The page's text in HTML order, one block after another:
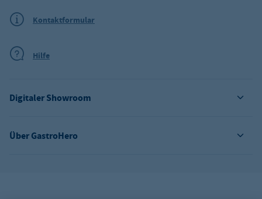
Über GastroHero
Digitaler Showroom
Kontaktformular
Hilfe